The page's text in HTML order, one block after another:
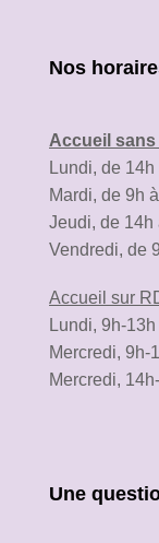
Nos
Accueil sans
Lundi, de 14h
Mardi, de 9h
Jeudi, de 14h
Vendredi, de
Accueil sur
Lundi, 9h-13h
Mercredi, 9h-
Mercredi,
Une